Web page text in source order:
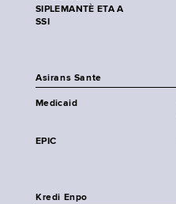
SIPLEMANTÈ ETA A
SSI
Asirans Sante
Medicaid
EPIC
Kredi Enpo